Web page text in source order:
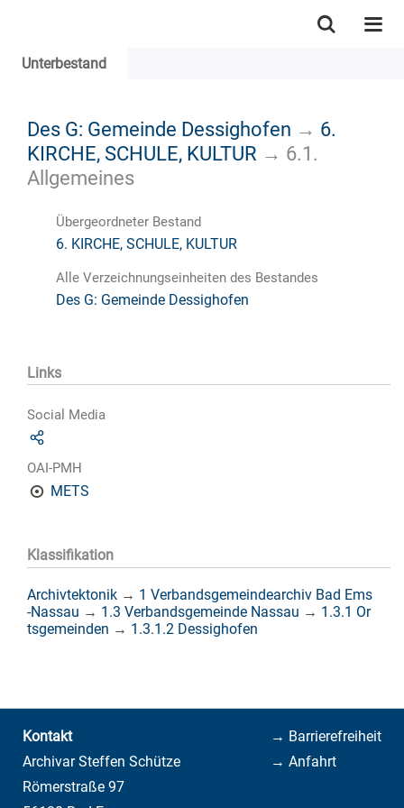
Unterbestand
Des G: Gemeinde Dessighofen → 6.
KIRCHE, SCHULE, KULTUR → 6.1.
Allgemeines
Übergeordneter Bestand
6. KIRCHE, SCHULE, KULTUR
Alle Verzeichnungseinheiten des Bestandes
Des G: Gemeinde Dessighofen
Links
Social Media
OAI-PMH
METS
Klassifikation
Archivtektonik → 1 Verbandsgemeindearchiv Bad Ems
-Nassau → 1.3 Verbandsgemeinde Nassau → 1.3.1 Or
tsgemeinden → 1.3.1.2 Dessighofen
→ Barrierefreiheit
→ Anfahrt
Kontakt
Archivar Steffen Schütze
Römerstraße 97